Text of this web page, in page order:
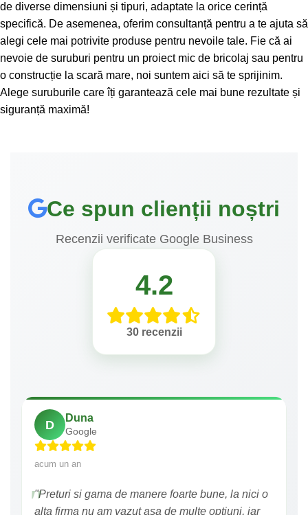
de diverse dimensiuni și tipuri, adaptate la orice cerință
specifică. De asemenea, oferim consultanță pentru a te ajuta să
alegi cele mai potrivite produse pentru nevoile tale. Fie că ai
nevoie de suruburi pentru un proiect mic de bricolaj sau pentru
o construcție la scară mare, noi suntem aici să te sprijinim.
Alege suruburile care îți garantează cele mai bune rezultate și
siguranță maximă!
Ce spun clienții noștri
Recenzii verificate Google Business
4.2
30 recenzii
D
Duna
Google
acum un an
"Preturi si gama de manere foarte bune, la nici o
alta firma nu am vazut asa de multe optiuni, iar